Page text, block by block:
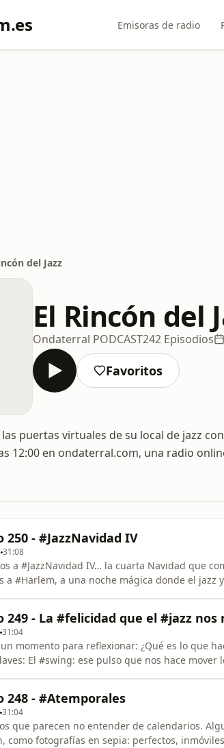
Emisoras de radio
del Jazz
El Rincón del
Ondaterral PODCAST242 Episodios
Favoritos
las puertas virtuales de su local de jazz
12:00 en ondaterral.com, una radio
250 - #JazzNavidad IV
31:08
a #JazzNavidad IV… la cuarta Navidad que
a #Harlem, a una noche mágica donde el jazz
a escuchar una histori
249 - La #felicidad que el #jazz nos
31:04
momento para reflexionar: ¿Qué es lo que
El #swing: ese pulso que nos hace
248 - #Atemporales
31:04
que parecen no entender de calendarios.
como fotografías en sepia: perfectos,